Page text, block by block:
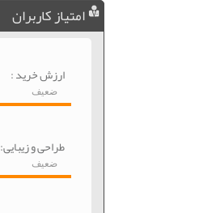
امتیاز کاربران
ارزش خرید :
ضعیف
طراحی و زیبایی:
ضعیف